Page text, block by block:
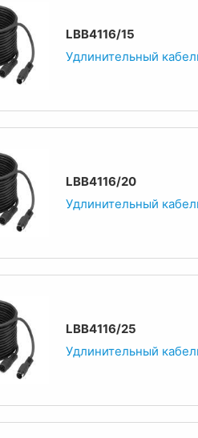
LBB4116/15
Удлинительный
LBB4116/20
Удлинительный
LBB4116/25
Удлинительный